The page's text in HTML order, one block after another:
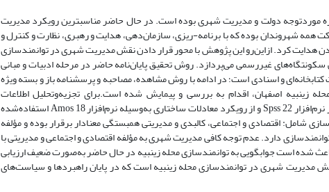
موردتوجه دولت و مدیریت شهری بوده است. در حال حاضر مناسبترین رویکرد مدیریت
همه شهروندان بوده که با برنامه-ریزی، سازمان‌دهی، هدایت و رهبری، نظارت و کنترل و
هدایت کرد. ازاین‌رو این پژوهش با محور قرار دادن نقش مدیریت شهری در توانمندسازی
غیررسمی می‌پردازد. روش تحقیق پایان‌نامه حاضر در مرحله ادبیات و مبانی
و اسنادی است؛ در ادامه با روش مشاهده، مصاحبه و پرسشنامه باز و بسته ویژه
زینبیه اصفهان، اقدام به بررسی و پیمایش شده است.برای تجزیه‌وتحلیل اطلاعات
جمع‌آوری‌شده از آزمون ضریب همبستگی پیرسون با استفاده از نرم‌افزار Spss 22 و از رویکرد معادلات ساختاری به‌وسیله نرم‌افزار Amos 18 استفاده‌شده
شامل: اقتصادی و اجتماعی، کالبدی و مدیریتی همبستگی معنادار برقرار بوده و مؤلفه
دارد. عدم توجه کافی مدیریت شهری به مؤلفه اقتصادی و اجتماعی و مدیریتی با
شده است جوابگویی به توانمندسازی محله زینبیه در حال حاضر به‌صورت ضعیف ارزیابی
مدیریت شهری در توانمندسازی محله زینبیه است که در پایان راهبردها و سیاست‌های